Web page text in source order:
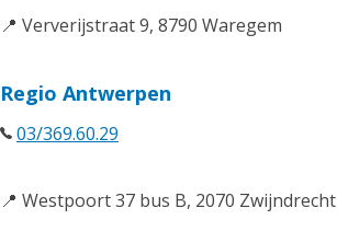
📍 Ververijstraat 9, 8790 Waregem
Regio Antwerpen
03/369.60.29
📍 Westpoort 37 bus B, 2070 Zwijndrecht